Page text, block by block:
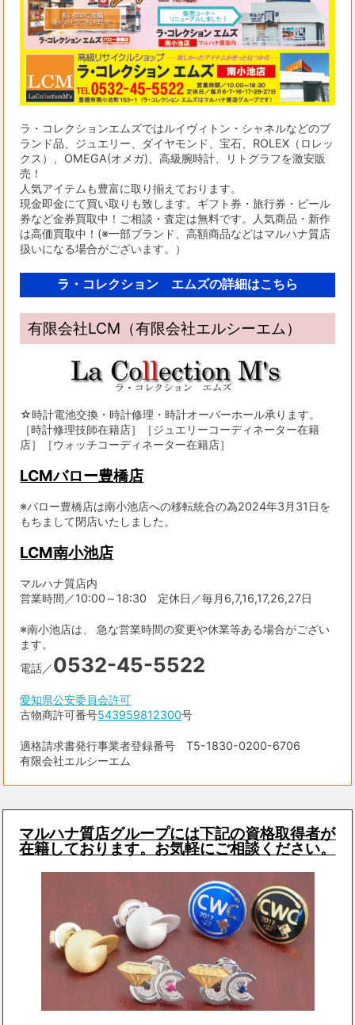
ラ・コレクションエムズではルイヴィトン・シャネルなどのブ
ランド品、ジュエリー、ダイヤモンド、宝石、ROLEX（ロレッ
クス）、OMEGA(オメガ)、高級腕時計、リトグラフを激安販
売！
人気アイテムも豊富に取り揃えております。
現金即金にて買い取りも致します。ギフト券・旅行券・ビール
券など金券買取中！ご相談・査定は無料です。人気商品・新作
は高価買取中！(※一部ブランド、高額商品などはマルハナ質店
扱いになる場合がございます。）
ラ・コレクション エムズの詳細はこちら
有限会社LCM（有限会社エルシーエム）
☆時計電池交換・時計修理・時計オーバーホール承ります。
［時計修理技師在籍店］［ジュエリーコーディネーター在籍
店］［ウォッチコーディネーター在籍店］
LCMバロー豊橋店
※バロー豊橋店は南小池店への移転統合の為2024年3月31日を
もちまして閉店いたしました。
LCM南小池店
マルハナ質店内
営業時間／10:00～18:30 定休日／毎月6,7,16,17,26,27日
※南小池店は、 急な営業時間の変更や休業等ある場合がござい
ます。
電話／0532-45-5522
愛知県公安委員会許可
古物商許可番号543959812300号
適格請求書発行事業者登録番号 T5-1830-0200-6706
有限会社エルシーエム
マルハナ質店グループには下記の資格取得者が
在籍しております。お気軽にご相談ください。